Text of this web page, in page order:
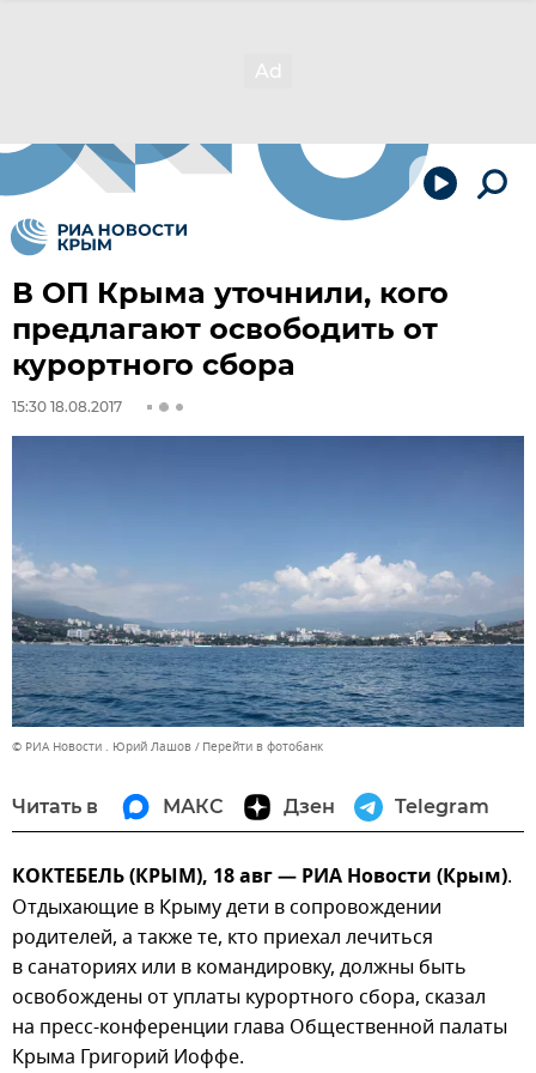
В ОП Крыма уточнили, кого
предлагают освободить от
курортного сбора
15:30 18.08.2017
© РИА Новости . Юрий Лашов Перейти в фотобанк
Читать в МАКС Дзен Telegram
КОКТЕБЕЛЬ (КРЫМ), 18 авг — РИА Новости (Крым).
Отдыхающие в Крыму дети в сопровождении
родителей, а также те, кто приехал лечиться
в санаториях или в командировку, должны быть
освобождены от уплаты курортного сбора, сказал
на пресс-конференции глава Общественной палаты
Крыма Григорий Иоффе.